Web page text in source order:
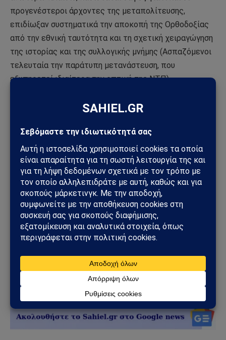
προγενέστεροι άρχοντες της μεταπολίτευσης,
επιδίωξαν συστηματικά την αποκοπή της Ορθοδοξίας
από την εθνική ταυτότητα και τη σχετική χειραγώγηση
της ιστορίας και της συλλογικής μνήμης (Ασπαζόμενοι
τελευταία την παράτυπη μετανάστευση, που
εξυπηρετεί ιδιαίτερα την οπτική της ΝΤΠ).
Τα παραπάνω εκλαμβανόμενα μεμονωμένα αλλά και
αδιαμφισβήτητα την πολεμική ρητορική της ΝΤΠ
έναντι τόσο της Ορθοδοξίας όσο και της εθνικής
ταυτότητας της χώρας μας αλλά και κάθε άλλης
χώρας. Εν κατακλείδι, πρόκειται για συστηματική
εθνική και θρησκευτική αποδόμηση, σε παγκόσμια
κλίμακα. Αντικειμενικές αλήθειες, τεκμηριωμένες στη
διανοητική διεργασία της λογικής, τις οποίες
παραδόξως η ΝΤΠ με τα συστρατευμένα ΜΜΕ (διεθνή
και εγχώρια) αποκρούει αμήχανα ως «θεωρίες
συνωμοσίας»…
aktines.blogspot.com